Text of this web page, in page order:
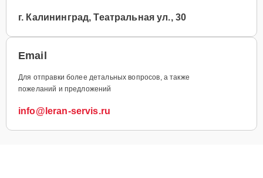
г. Калининград, Театральная ул., 30
Email
Для отправки более детальных вопросов, а также
пожеланий и предложений
info@leran-servis.ru